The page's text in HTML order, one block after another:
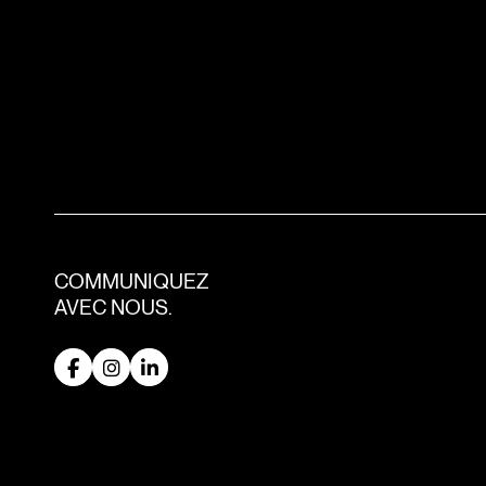
COMMUNIQUEZ
AVEC NOUS.